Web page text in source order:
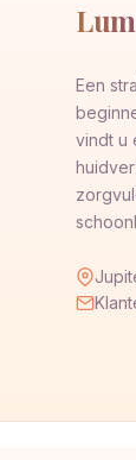
Een
vindt u